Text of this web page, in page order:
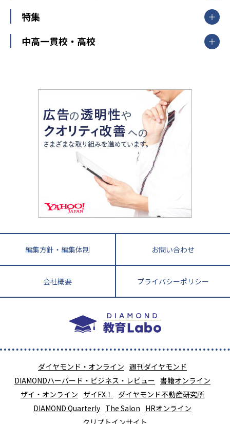
新潟県
中部
愛知県
静岡県
長野県
大阪府
兵庫県 京都府 奈良県
和歌山県
鳥取県
島根県 岡山県 広島県
香川県
高知県
長崎県 熊本県
鹿児島県 沖縄県
個別教室のトライ
武田塾
中学受験
大学受験
教育全般
大学受験塾の選び方
中学受験に熱心な市区町村ランキング
小学校受験
家庭教師
特集
開成番長直伝！子どもの受験を成功させる方法
運動と遊びを考える
情報Ⅰ、数学が苦手な人注目！最短距離の学力
アップ法
悩み多き「大学受験」相談室
英語・英会話・英検対策
小学校教師が解説！中学受験のリアル
教育ジャーナリストが徹底解説！ 大学受験の羅
中高一貫校・高校
大学入試改革
ママテクエグザム
進化する中高一貫校・高校
編集方針・編集体制 お問い合わせ
会社概要 プライバシーポリシー
ダイヤモンド・オンライン 週刊ダイヤモンド
DIAMONDハーバード・ビジネス・レビュー 書籍オンライン
ザイ・オンライン ザイFX！
ダイヤモンド不動産研究所
DIAMOND Quarterly The Salon HRオンライン